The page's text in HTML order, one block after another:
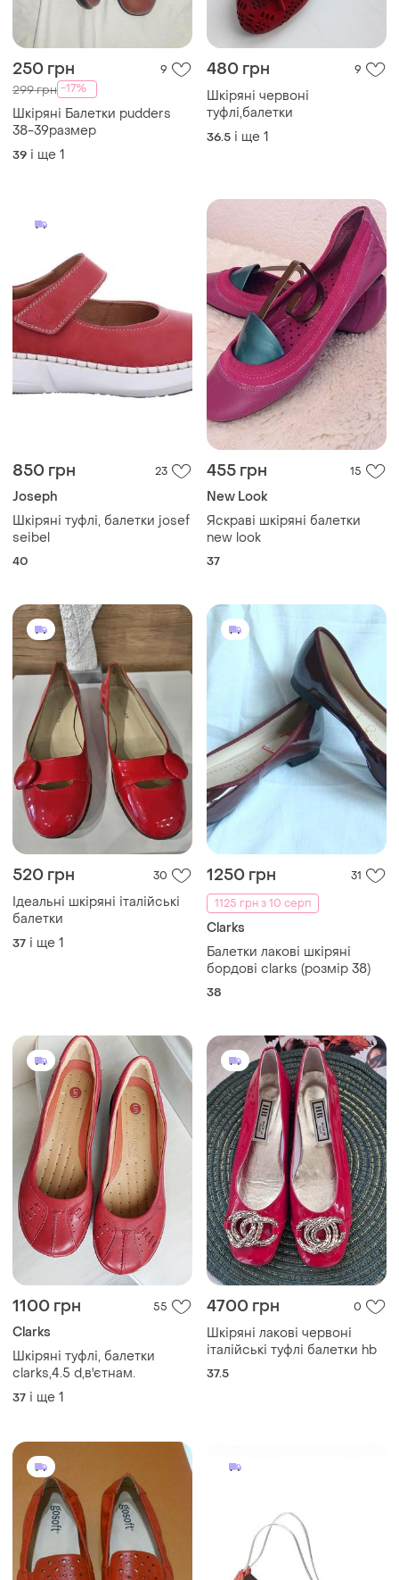
250 грн 9
299 грн -17%
Шкіряні Балетки pudders
38-39размер
39 і ще 1
480 грн 9
Шкіряні червоні
туфлі,балетки
36.5 і ще 1
850 грн 23
Joseph
Шкіряні туфлі, балетки josef
seibel
40
455 грн 15
New Look
Яскраві шкіряні балетки
new look
37
520 грн 30
Ідеальні шкіряні італійські
балетки
37 і ще 1
1250 грн
31
1125 грн з 10 серп
Clarks
Балетки лакові шкіряні
бордові clarks (розмір 38)
38
1100 грн 55
Clarks
Шкіряні туфлі, балетки
clarks,4.5 d,в'єтнам.
37 і ще 1
4700 грн 0
Шкіряні лакові червоні
італійські туфлі балетки hb
37.5